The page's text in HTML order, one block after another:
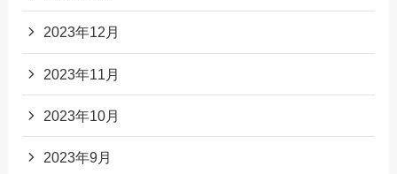
2023年12月
2023年11月
2023年10月
2023年9月